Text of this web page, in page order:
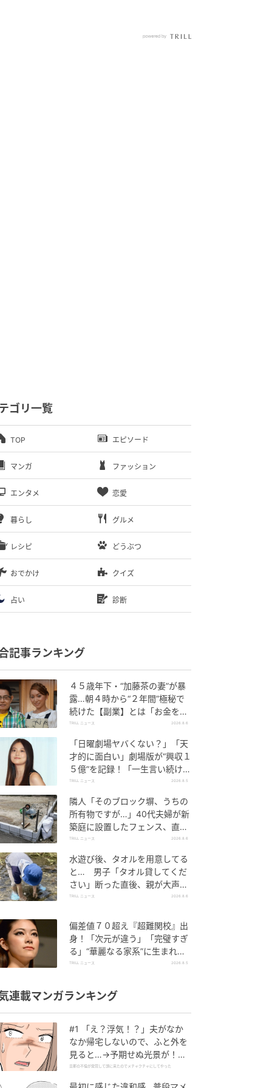
ゴリ一覧
TOP エピソード
マンガ ファッション
エンタメ 恋愛
暮らし グルメ
レシピ どうぶつ
おでかけ クイズ
占い 診断
記事ランキング
４５歳年下・“加藤茶の妻”が暴
露…朝４時から“２年間”極秘で
続けた【副業】とは「お金を稼
ぐのって大変」
TRILL ニュース 2026.8.6
「日曜劇場ヤバくない？」「天
才的に面白い」劇場版が“興収１
５億”を記録！「一生言い続け
る」放送後も続く“切望の声”
TRILL ニュース 2026.8.5
隣人「そのブロック塀、うちの
所有物ですが…」40代夫婦が新
築庭に設置したフェンス、直後
に迫られた"顛末"
TRILL ニュース 2026.8.6
水遊び後、タオルを用意してる
と… 男子「タオル貸してくだ
さい」断った直後、親が大声で
放った一言に絶句
TRILL ニュース 2026.8.6
偏差値７０超え『超難関校』出
身！「次元が違う」「完璧すぎ
る」“華麗なる家系”に生まれた
【規格外の逸材】
TRILL ニュース 2026.8.5
連載マンガランキング
#1 「え？浮気！？」夫がなか
なか帰宅しないので、ふと外を
見ると…→予期せぬ光景が！｜
旦那の不倫が発覚して頭に来た
旦那の不倫が発覚して頭に来たのでメチャクチャにしてやった